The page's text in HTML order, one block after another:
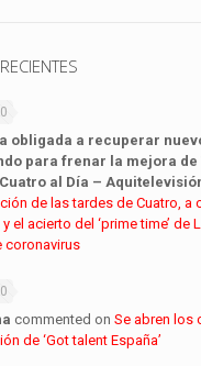
obligada a recuperar
para frenar la mejora de
al Día –
de las tardes de Cuatro, a
el acierto del ‘prime time’ de
coronavirus
commented onSe abren los
de ‘Got talent España’